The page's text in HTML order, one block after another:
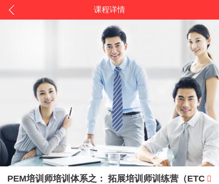
课程详情
PEM培训师培训体系之： 拓展培训师训练营（ETC 